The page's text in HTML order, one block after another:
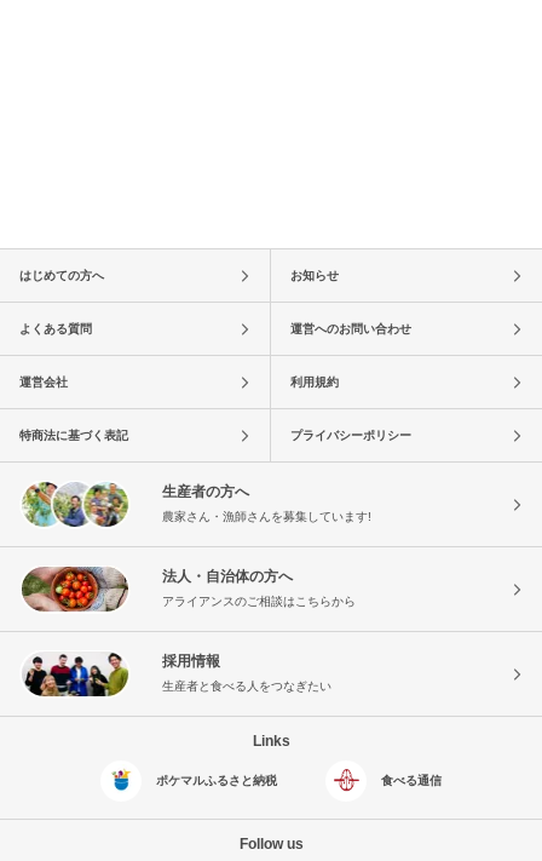
はじめての方へ お知らせ
よくある質問 運営へのお問い合わせ
運営会社 利用規約
特商法に基づく表記 プライバシーポリシー
生産者の方へ
農家さん・漁師さんを募集しています!
法人・自治体の方へ
アライアンスのご相談はこちらから
採用情報
生産者と食べる人をつなぎたい
Links
ポケマルふるさと納税 食べる通信
Follow us